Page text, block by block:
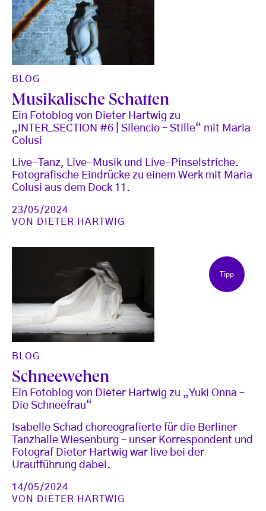
BLOG
Musikalische Schatten
Ein Fotoblog von Dieter Hartwig zu
„INTER_SECTION #6 | Silencio – Stille“ mit Maria
Colusi
Live-Tanz, Live-Musik und Live-Pinselstriche.
Fotografische Eindrücke zu einem Werk mit Maria
Colusi aus dem Dock 11.
23/05/2024
VON
DIETER HARTWIG
Tipp
BLOG
Schneewehen
Ein Fotoblog von Dieter Hartwig zu „Yuki Onna –
Die Schneefrau“
Isabelle Schad choreografierte für die Berliner
Tanzhalle Wiesenburg – unser Korrespondent und
Fotograf Dieter Hartwig war live bei der
Uraufführung dabei.
14/05/2024
VON
DIETER HARTWIG